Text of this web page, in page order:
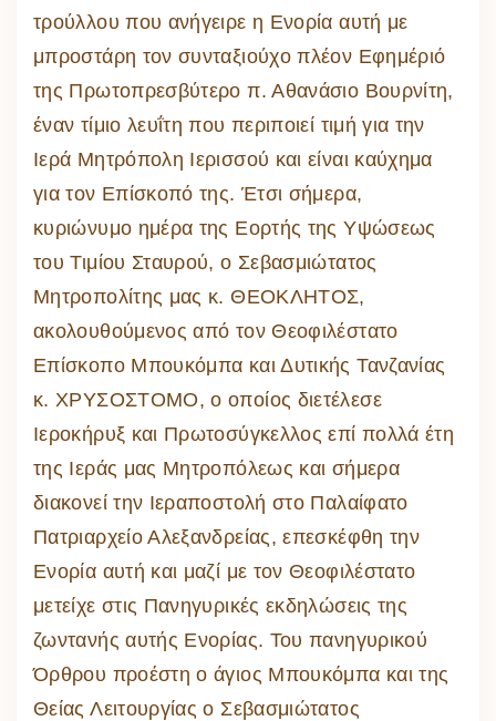
τρούλλου που ανήγειρε η Ενορία αυτή με
μπροστάρη τον συνταξιούχο πλέον Εφημέριό
της Πρωτοπρεσβύτερο π. Αθανάσιο Βουρνίτη,
έναν τίμιο λευΐτη που περιποιεί τιμή για την
Ιερά Μητρόπολη Ιερισσού και είναι καύχημα
για τον Επίσκοπό της. Έτσι σήμερα,
κυριώνυμο ημέρα της Εορτής της Υψώσεως
του Τιμίου Σταυρού, ο Σεβασμιώτατος
Μητροπολίτης μας κ. ΘΕΟΚΛΗΤΟΣ,
ακολουθούμενος από τον Θεοφιλέστατο
Επίσκοπο Μπουκόμπα και Δυτικής Τανζανίας
κ. ΧΡΥΣΟΣΤΟΜΟ, ο οποίος διετέλεσε
Ιεροκήρυξ και Πρωτοσύγκελλος επί πολλά έτη
της Ιεράς μας Μητροπόλεως και σήμερα
διακονεί την Ιεραποστολή στο Παλαίφατο
Πατριαρχείο Αλεξανδρείας, επεσκέφθη την
Ενορία αυτή και μαζί με τον Θεοφιλέστατο
μετείχε στις Πανηγυρικές εκδηλώσεις της
ζωντανής αυτής Ενορίας. Του πανηγυρικού
Όρθρου προέστη ο άγιος Μπουκόμπα και της
Θείας Λειτουργίας ο Σεβασμιώτατος